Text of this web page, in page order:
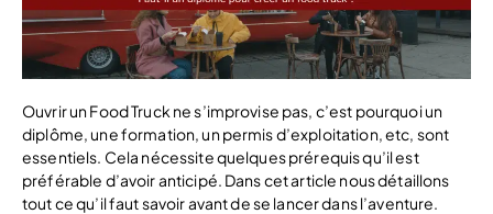
Ouvrir un Food Truck ne s’improvise pas, c’est pourquoi un
diplôme, une formation, un permis d’exploitation, etc, sont
essentiels. Cela nécessite quelques prérequis qu’il est
préférable d’avoir anticipé. Dans cet article nous détaillons
tout ce qu’il faut savoir avant de se lancer dans l’aventure.